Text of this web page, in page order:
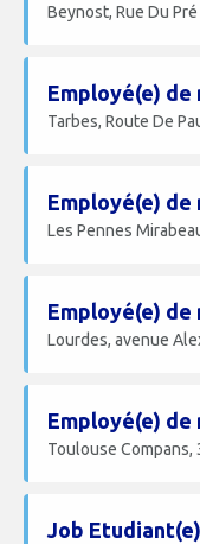
Beynost, Rue Du
Employé(e) de
Tarbes, Route De
Employé(e) de
Les Pennes
Employé(e) de
Lourdes, avenue
Employé(e) de
Toulouse Compans,
Job